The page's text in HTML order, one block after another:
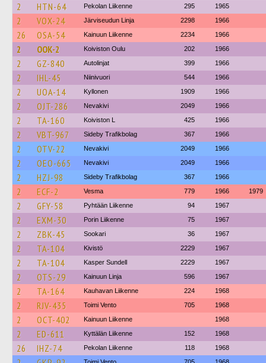
2 HTN-64 Pekolan Liikenne 295 1965
2 VOX-24 Järviseudun Linja 2298 1966
26 OSA-54 Kainuun Liikenne 2234 1966
2 OOK-2 Koiviston Oulu 202 1966
2 GZ-840 Autolinjat 399 1966
2 IHL-45 Niinivuori 544 1966
2 UOA-14 Kyllonen 1909 1966
2 OJT-286 Nevakivi 2049 1966
2 TA-160 Koiviston L 425 1966
2 VBT-967 Sideby Trafikbolag 367 1966
2 OTV-22 Nevakivi 2049 1966
2 OEO-665 Nevakivi 2049 1966
2 HZJ-98 Sideby Trafikbolag 367 1966
2 ECF-2 Vesma 779 1966 1979
2 GFY-58 Pyhtään Liikenne 94 1967
2 EXM-30 Porin Liikenne 75 1967
2 ZBK-45 Sookari 36 1967
2 TA-104 Kivistö 2229 1967
2 TA-104 Kasper Sundell 2229 1967
2 OTS-29 Kainuun Linja 596 1967
2 TA-164 Kauhavan Liikenne 224 1968
2 RJV-435 Toimi Vento 705 1968
2 OCT-402 Kainuun Liikenne 1968
2 ED-611 Kyttälän Liikenne 152 1968
26 IHZ-74 Pekolan Liikenne 118 1968